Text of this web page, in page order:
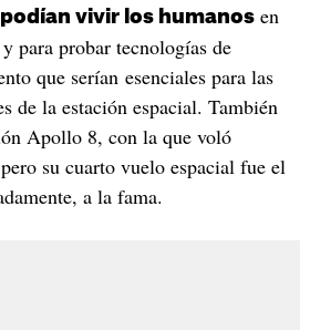
vivir los humanosen
para probar tecnologías de
que serían esenciales para las
de la estación espacial. También
Apollo 8, con la que voló
su cuarto vuelo espacial fue el
a la fama.